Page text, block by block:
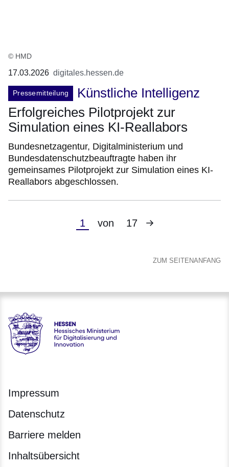
© HMD
17.03.2026 digitales.hessen.de
Pressemitteilung
Künstliche Intelligenz
Erfolgreiches Pilotprojekt zur
Simulation eines KI-Reallabors
Bundesnetzagentur, Digitalministerium und
Bundesdatenschutzbeauftragte haben ihr
gemeinsames Pilotprojekt zur Simulation eines KI-
Reallabors abgeschlossen.
Aktuelle
1 von 17
Nächste
ZUM SEITENANFANG
Hessen - Hessisches Ministerium für Digitalisierung und
Impressum
Datenschutz
Barriere melden
Inhaltsübersicht